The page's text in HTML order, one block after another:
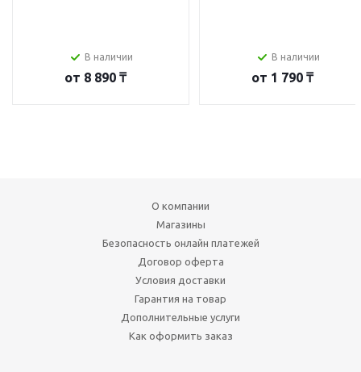
В наличии
от 8 890 ₸
В наличии
от 1 790 ₸
О компании
Магазины
Безопасность онлайн платежей
Договор оферта
Условия доставки
Гарантия на товар
Дополнительные услуги
Как оформить заказ